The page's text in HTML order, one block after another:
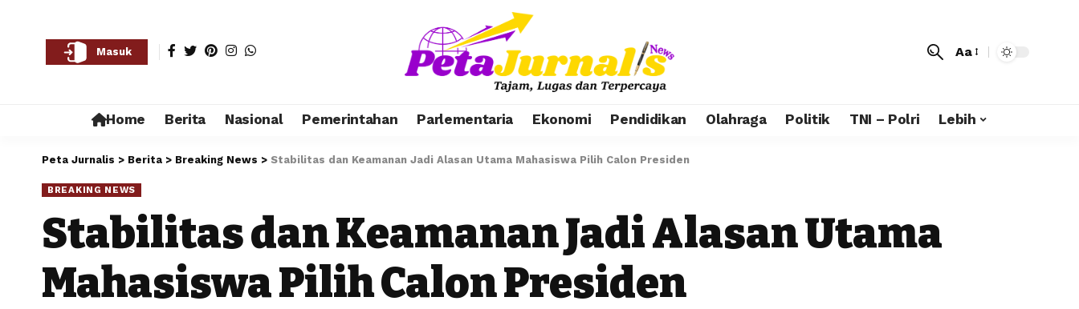
Masuk Aa
Home Berita Nasional Pemerintahan Parlementaria Ekonomi Pendidikan Olahraga Politik TNI – Polri Lebih
Peta Jurnalis > Berita > Breaking News > Stabilitas dan Keamanan Jadi Alasan Utama Mahasiswa Pilih Calon Presiden
BREAKING NEWS
Stabilitas dan Keamanan Jadi Alasan Utama
Mahasiswa Pilih Calon Presiden